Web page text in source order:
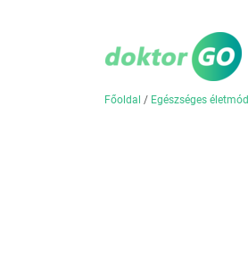
Főoldal / Egészséges életmód